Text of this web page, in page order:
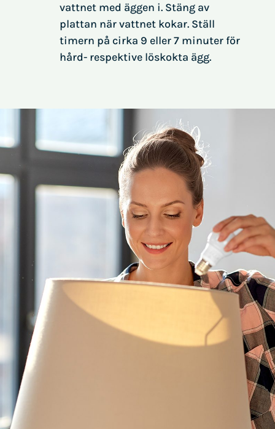
vattnet med äggen i. Stäng av
plattan när vattnet kokar. Ställ
timern på cirka 9 eller 7 minuter för
hård- respektive löskokta ägg.